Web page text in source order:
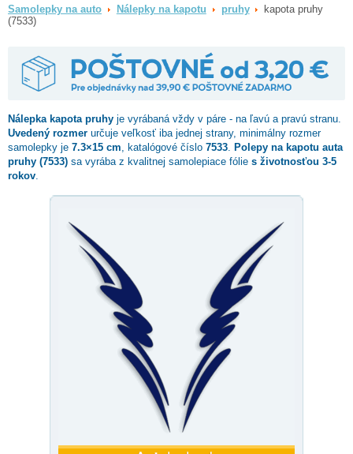
Samolepky na auto Nálepky na kapotu pruhy
kapota pruhy
(7533)
Nálepka kapota pruhy je vyrábaná vždy v páre - na ľavú a pravú stranu.
Uvedený rozmer určuje veľkosť iba jednej strany, minimálny rozmer
samolepky je 7.3×15 cm , katalógové číslo 7533
Polepy na kapotu auta
pruhy (7533) sa vyrába z kvalitnej samolepiace fólie s životnosťou 3-5
rokov